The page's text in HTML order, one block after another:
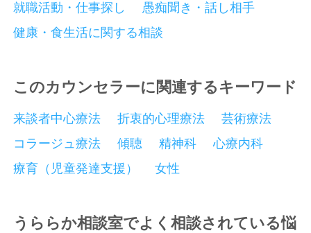
就職活動・仕事探し
愚痴聞き・話し相手
健康・食生活に関する相談
このカウンセラーに関連するキーワード
来談者中心療法 折衷的心理療法
芸術療法
コラージュ療法
傾聴 精神科
心療内科
療育（児童発達支援）
女性
うららか相談室でよく相談されている悩